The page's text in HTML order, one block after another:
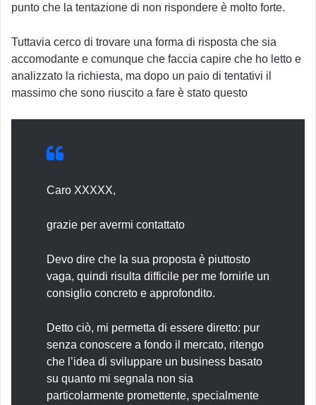
punto che la tentazione di non rispondere è molto forte.
Tuttavia cerco di trovare una forma di risposta che sia
accomodante e comunque che faccia capire che ho letto e
analizzato la richiesta, ma dopo un paio di tentativi il
massimo che sono riuscito a fare è stato questo
Caro XXXXX,
grazie per avermi contattato
Devo dire che la sua proposta è piuttosto
vaga, quindi risulta difficile per me fornirle un
consiglio concreto e approfondito.
Detto ciò, mi permetta di essere diretto: pur
senza conoscere a fondo il mercato, ritengo
che l’idea di sviluppare un business basato
su quanto mi segnala non sia
particolarmente promettente, specialmente